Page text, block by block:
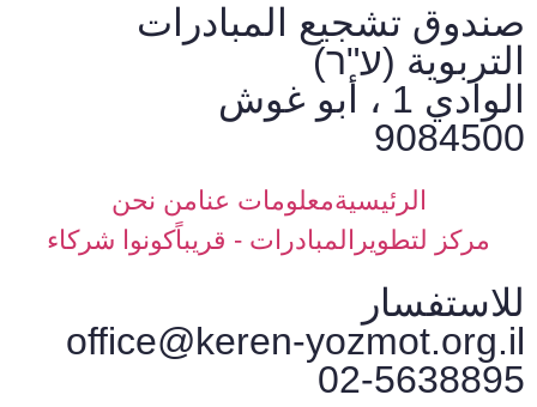
صندوق تشجيع المبادرات
التربوية (ע"ר)
الوادي 1 ، أبو غوش
9084500
الرئيسيةمعلومات عنامن نحن
مركز لتطويرالمبادرات - قريباًكونوا شركاء
للاستفسار
office@keren-yozmot.org.il
02-5638895